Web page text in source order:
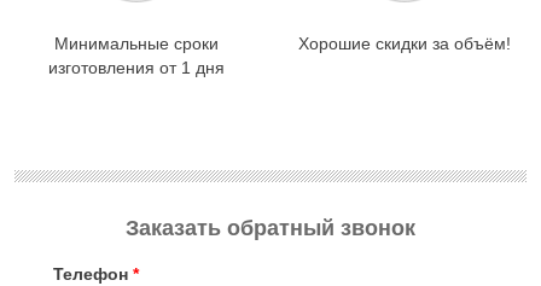
Минимальные сроки
изготовления от 1 дня
Хорошие скидки за объём!
Заказать обратный звонок
Телефон *